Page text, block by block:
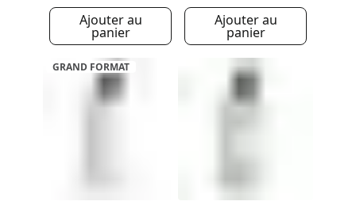
Ajouter au
panier
Ajouter au
panier
GRAND FORMAT